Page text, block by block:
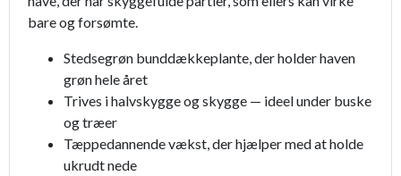
bare og forsømte.
Stedsegrøn bunddækkeplante, der holder haven
grøn hele året
Trives i halvskygge og skygge — ideel under buske
og træer
Tæppedannende vækst, der hjælper med at holde
ukrudt nede